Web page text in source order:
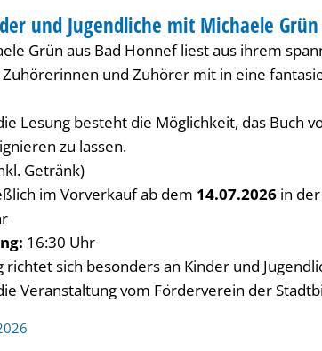
und Jugendliche mit Michaele
Grün aus Bad Honnef liest aus ihrem
und Zuhörer mit in eine
Lesung besteht die Möglichkeit, das Buch
zu lassen.
Getränk)
im Vorverkauf ab dem 14.07.2026 in
16:30 Uhr
richtet sich besonders an Kinder und
Veranstaltung vom Förderverein der